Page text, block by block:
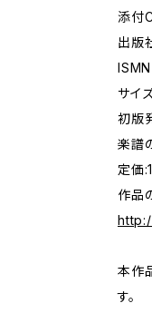
添付
出版
ISMN
サイ
初版
楽譜
定価
作品
本作
す。